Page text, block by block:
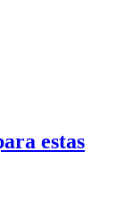
estas